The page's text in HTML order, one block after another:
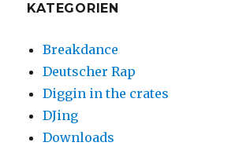
KATEGORIEN
Breakdance
Deutscher Rap
Diggin in the crates
DJing
Downloads